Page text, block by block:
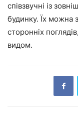
співзвучні із
будинку. Їх можна
сторонніх
видом.